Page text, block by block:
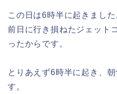
この日は6時半に起きました
前日に行き損ねたジェット
ったからです。
とりあえず6時半に起き、
す。